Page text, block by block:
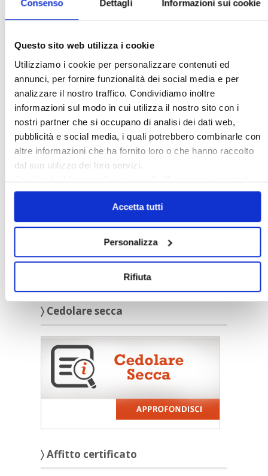
Consenso Dettagli Informazioni sui cookie
Questo sito web utilizza i cookie
Utilizziamo i cookie per personalizzare contenuti ed
annunci, per fornire funzionalità dei social media e per
analizzare il nostro traffico. Condividiamo inoltre
informazioni sul modo in cui utilizza il nostro sito con i
nostri partner che si occupano di analisi dei dati web,
pubblicità e social media, i quali potrebbero combinarle con
altre informazioni che ha fornito loro o che hanno raccolto
dal suo utilizzo dei loro servizi.
Chiudendo il banner cliccando sullaXverranno accettati
solo i cookie necessari.
Accetta tutti
Personalizza
Rifiuta
〉 Strumenti
〉 Cedolare secca
〉 Affitto certificato